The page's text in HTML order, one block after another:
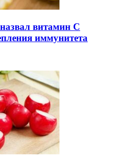
витамин C
иммунитета